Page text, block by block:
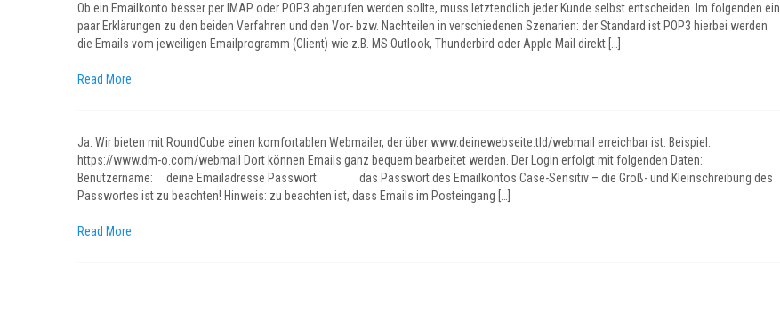
Ob ein Emailkonto besser per IMAP oder POP3 abgerufen werden sollte, muss letztendlich jeder Kunde selbst entscheiden. Im folgenden ein
paar Erklärungen zu den beiden Verfahren und den Vor- bzw. Nachteilen in verschiedenen Szenarien: der Standard ist POP3 hierbei werden
die Emails vom jeweiligen Emailprogramm (Client) wie z.B. MS Outlook, Thunderbird oder Apple Mail direkt […]
Read More
Ja. Wir bieten mit RoundCube einen komfortablen Webmailer, der über www.deinewebseite.tld/webmail erreichbar ist. Beispiel:
https://www.dm-o.com/webmail Dort können Emails ganz bequem bearbeitet werden. Der Login erfolgt mit folgenden Daten:
Benutzername: deine Emailadresse Passwort: das Passwort des Emailkontos Case-Sensitiv – die Groß- und Kleinschreibung des
Passwortes ist zu beachten! Hinweis: zu beachten ist, dass Emails im Posteingang […]
Read More